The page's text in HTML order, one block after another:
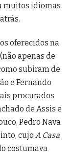
muitos idiomas
oferecidos na
apenas de
subiram de
e Fernando
procurados
de Assis e
Pedro Nava
cujo A Casa
costumava